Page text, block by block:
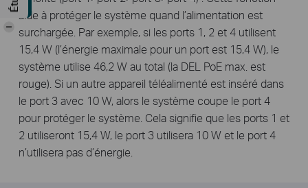
aide à protéger le système quand l’alimentation est
surchargée. Par exemple, si les ports 1, 2 et 4 utilisent
15,4 W (l’énergie maximale pour un port est 15,4 W), le
système utilise 46,2 W au total (la DEL PoE max. est
rouge). Si un autre appareil téléalimenté est inséré dans
le port 3 avec 10 W, alors le système coupe le port 4
pour protéger le système. Cela signifie que les ports 1 et
2 utiliseront 15,4 W, le port 3 utilisera 10 W et le port 4
n’utilisera pas d’énergie.
-